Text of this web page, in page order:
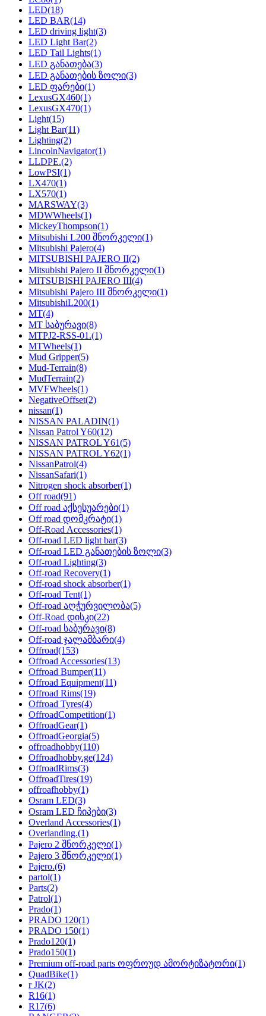
LED(18)
LED BAR(14)
LED driving light(3)
LED Light Bar(2)
LED Tail Lights(1)
LED განათება(3)
LED განათების ზოლი(3)
LED ფარები(1)
LexusGX460(1)
LexusGX470(1)
Light(15)
Light Bar(11)
Lighting(2)
LincolnNavigator(1)
LLDPE.(2)
LowPSI(1)
LX470(1)
LX570(1)
MARSWAY(3)
MDWWheels(1)
MickeyThompson(1)
Mitsubishi L200 შნორკელი(1)
Mitsubishi Pajero(4)
MITSUBISHI PAJERO II(2)
Mitsubishi Pajero II შნორკელი(1)
MITSUBISHI PAJERO III(4)
Mitsubishi Pajero III შნორკელი(1)
MitsubishiL200(1)
MT(4)
MT საბურავი(8)
MTPJ2-RSS-01.(1)
MTWheels(1)
Mud Gripper(5)
Mud-Terrain(8)
MudTerrain(2)
MVFWheels(1)
NegativeOffset(2)
nissan(1)
NISSAN PALADIN(1)
Nissan Patrol Y60(12)
NISSAN PATROL Y61(5)
NISSAN PATROL Y62(1)
NissanPatrol(4)
NissanSafari(1)
Nitrogen shock absorber(1)
Off road(91)
Off road აქსესუარები(1)
Off road დომკრატი(1)
Off-Road Accessories(1)
Off-road LED light bar(3)
Off-road LED განათების ზოლი(3)
Off-road Lighting(3)
Off-road Recovery(1)
Off-road shock absorber(1)
Off-road Tent(1)
Off-road აღჭურვილობა(5)
Off-Road დისკი(22)
Off-road საბურავი(8)
Off-road ჯალამბარი(4)
Offroad(153)
Offroad Accessories(13)
Offroad Bumper(11)
Offroad Equipment(11)
Offroad Rims(19)
Offroad Tyres(4)
OffroadCompetition(1)
OffroadGear(1)
OffroadGeorgia(5)
offroadhobby(110)
Offroadhobby.ge(124)
OffroadRims(3)
OffroadTires(19)
offroafhobby(1)
Osram LED(3)
Osram LED ჩიპები(3)
Overland Accessories(1)
Overlanding.(1)
Pajero 2 შნორკელი(1)
Pajero 3 შნორკელი(1)
Pajero.(6)
partol(1)
Parts(2)
Patrol(1)
Prado(1)
PRADO 120(1)
PRADO 150(1)
Prado120(1)
Prado150(1)
Premium off-road parts ოფროუდ ამორტიზატორი(1)
QuadBike(1)
r JK(2)
R16(1)
R17(6)